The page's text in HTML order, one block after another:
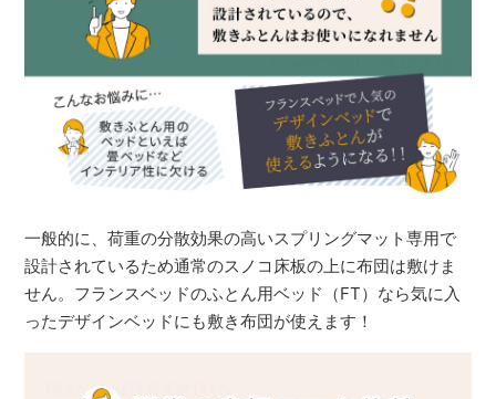
一般的に、荷重の分散効果の高いスプリングマット専用で
設計されているため通常のスノコ床板の上に布団は敷けま
せん。フランスベッドのふとん用ベッド（FT）なら気に入
ったデザインベッドにも敷き布団が使えます！